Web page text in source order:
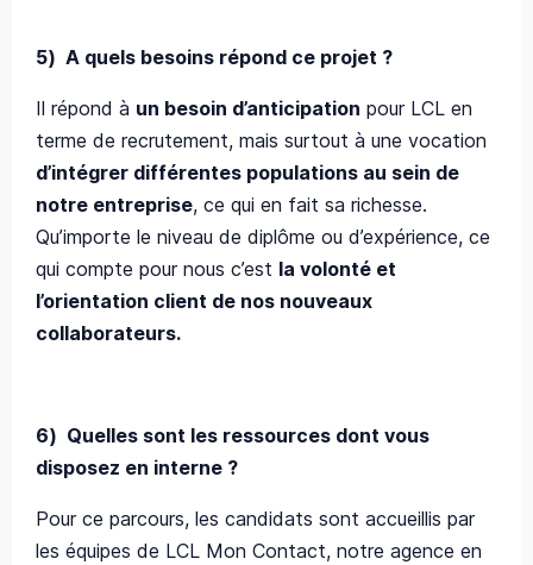
5) A quels besoins répond ce projet ?
Il répond à un besoin d’anticipation pour LCL en
terme de recrutement, mais surtout à une vocation
d’intégrer différentes populations au sein de
notre entreprise, ce qui en fait sa richesse.
Qu’importe le niveau de diplôme ou d’expérience, ce
qui compte pour nous c’est la volonté et
l’orientation client de nos nouveaux
collaborateurs.
6) Quelles sont les ressources dont vous
disposez en interne ?
Pour ce parcours, les candidats sont accueillis par
les équipes de LCL Mon Contact, notre agence en